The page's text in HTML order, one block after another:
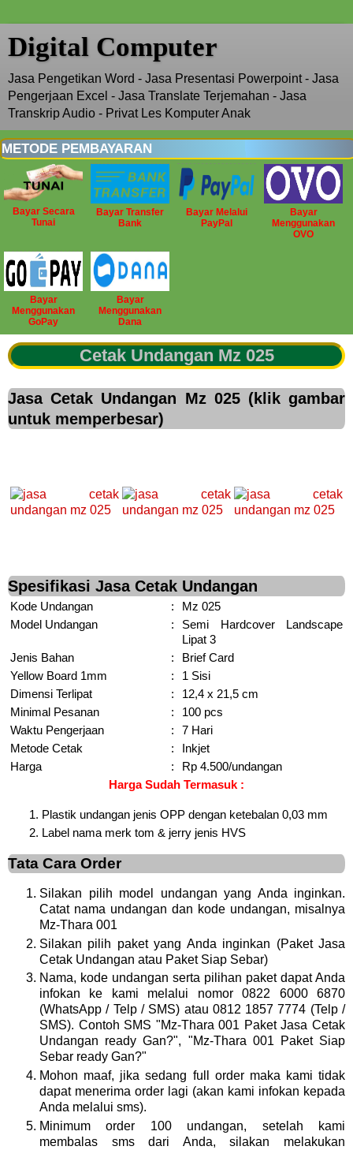
Digital Computer
Jasa Pengetikan Word - Jasa Presentasi Powerpoint - Jasa
Pengerjaan Excel - Jasa Translate Terjemahan - Jasa
Transkrip Audio - Privat Les Komputer Anak
METODE PEMBAYARAN
Bayar Secara
Tunai
Bayar Transfer
Bank
Bayar Melalui
PayPal
Bayar
Menggunakan
OVO
Bayar
Menggunakan
GoPay
Bayar
Menggunakan
Dana
Cetak Undangan Mz 025
Jasa Cetak Undangan Mz 025 (klik gambar
untuk memperbesar)
Spesifikasi Jasa Cetak Undangan
Kode Undangan :
Mz 025
Model Undangan
:
Semi Hardcover Landscape
Lipat 3
Jenis Bahan
:
Brief Card
Yellow Board 1mm
:
1 Sisi
Dimensi Terlipat
:
12,4 x 21,5 cm
Minimal Pesanan
:
100 pcs
Waktu Pengerjaan
:
7 Hari
Metode Cetak
:
Inkjet
Harga
:
Rp 4.500/undangan
Harga Sudah Termasuk :
Plastik undangan jenis OPP dengan ketebalan 0,03 mm
Label nama merk tom & jerry jenis HVS
Tata Cara Order
Silakan pilih model undangan yang Anda inginkan.
Catat nama undangan dan kode undangan, misalnya
Mz-Thara 001
Silakan pilih paket yang Anda inginkan (Paket Jasa
Cetak Undangan atau Paket Siap Sebar)
Nama, kode undangan serta pilihan paket dapat Anda
infokan ke kami melalui nomor 0822 6000 6870
(WhatsApp / Telp / SMS) atau 0812 1857 7774 (Telp /
SMS). Contoh SMS "Mz-Thara 001 Paket Jasa Cetak
Undangan ready Gan?", "Mz-Thara 001 Paket Siap
Sebar ready Gan?"
Mohon maaf, jika sedang full order maka kami tidak
dapat menerima order lagi (akan kami infokan kepada
Anda melalui sms).
Minimum order 100 undangan, setelah kami
membalas sms dari Anda, silakan melakukan